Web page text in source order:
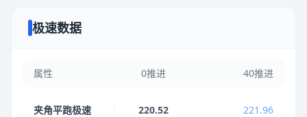
极速数据
属性 0推进 40推进
夹角平跑极速 220.52 221.96